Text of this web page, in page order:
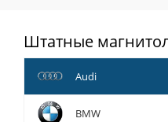
Штатные
Audi
BMW